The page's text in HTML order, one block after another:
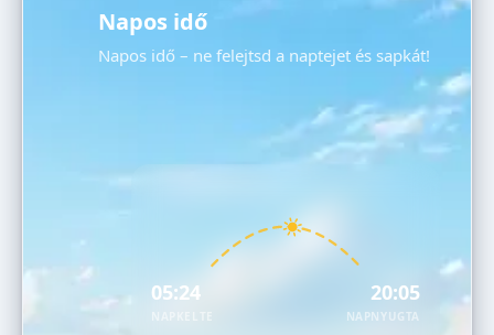
Napos idő
Napos idő – ne felejtsd a naptejet és sapkát!
05:24 20:05
NAPNYUGTA